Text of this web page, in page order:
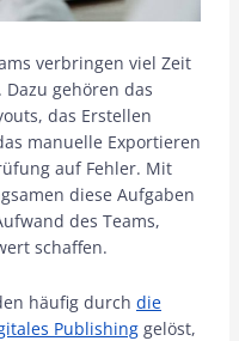
verbringen viel Zeit
gehören das
das Erstellen
manuelle Exportieren
auf Fehler. Mit
diese Aufgaben
des Teams,
schaffen.
häufig durch die
Publishing gelöst,